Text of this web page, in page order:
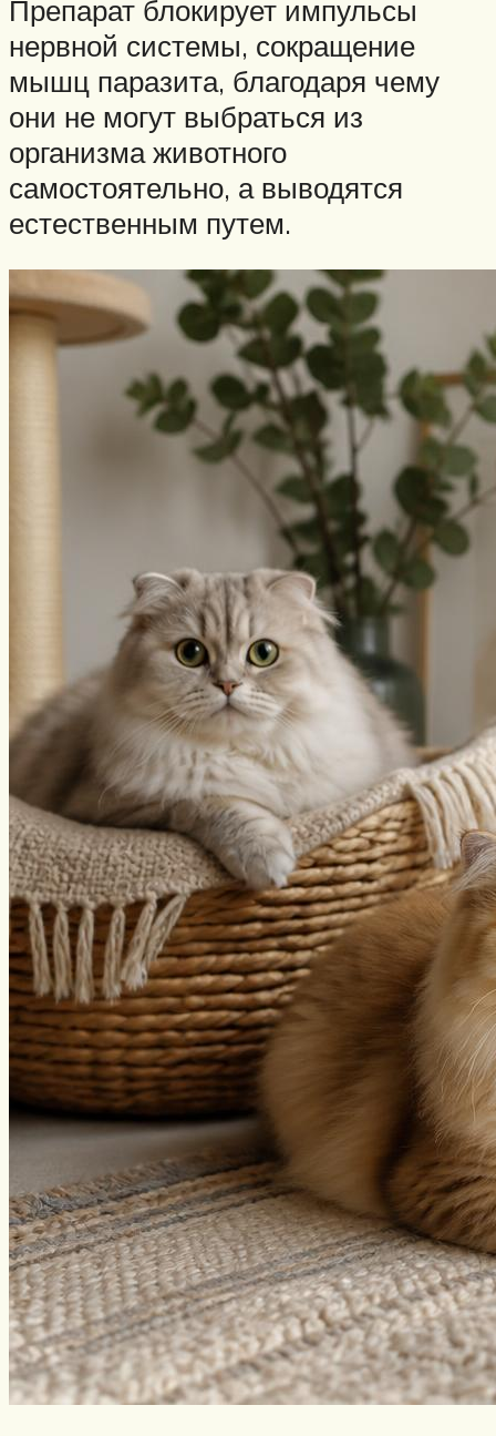
Препарат блокирует импульсы
нервной системы, сокращение
мышц паразита, благодаря чему
они не могут выбраться из
организма животного
самостоятельно, а выводятся
естественным путем.